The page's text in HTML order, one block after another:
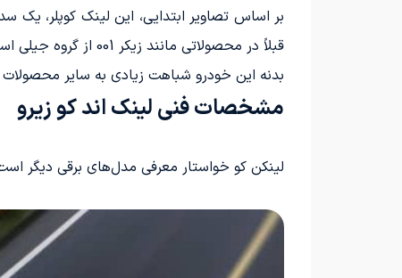
قبلاً در محصولاتی مانند زیکر 001 از گروه جیلی استفاده شده است.
بدنه این خودرو شباهت زیادی به سایر محصولات
مشخصات فنی لینک اند کو زیرو
لینکن کو خواستار معرفی مدل‌های برقی دیگر